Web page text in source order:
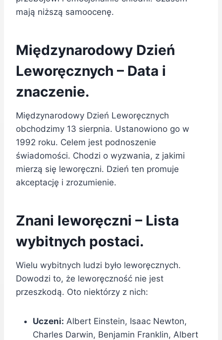
mają niższą samoocenę.
Międzynarodowy Dzień
Leworęcznych – Data i
znaczenie.
Międzynarodowy Dzień Leworęcznych
obchodzimy 13 sierpnia. Ustanowiono go w
1992 roku. Celem jest podnoszenie
świadomości. Chodzi o wyzwania, z jakimi
mierzą się leworęczni. Dzień ten promuje
akceptację i zrozumienie.
Znani leworęczni – Lista
wybitnych postaci.
Wielu wybitnych ludzi było leworęcznych.
Dowodzi to, że leworęczność nie jest
przeszkodą. Oto niektórzy z nich:
Uczeni: Albert Einstein, Isaac Newton,
Charles Darwin, Benjamin Franklin, Albert